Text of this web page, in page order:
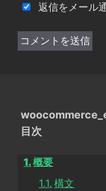
返信をメール
目次
概要
構文